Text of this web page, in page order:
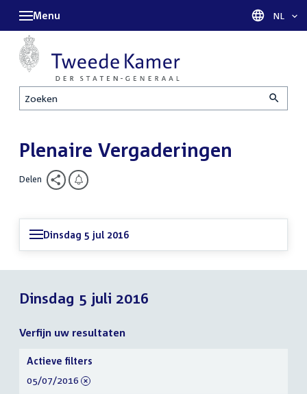
Zoeken
Menu Taal
NL
Plenaire Vergaderingen
Delen
Dinsdag 5 jul 2016
Dinsdag 5 juli 2016
Verfijn uw resultaten
Verfijn
uw
resultaten
Actieve filters
verwijder
05/07/2016